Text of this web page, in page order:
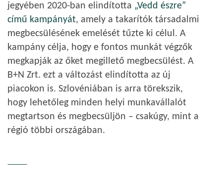
jegyében 2020-ban elindította „Vedd észre”
című kampányát, amely a takarítók társadalmi
megbecsülésének emelését tűzte ki célul. A
kampány célja, hogy e fontos munkát végzők
megkapják az őket megillető megbecsülést. A
B+N Zrt. ezt a változást elindította az új
piacokon is. Szlovéniában is arra törekszik,
hogy lehetőleg minden helyi munkavállalót
megtartson és megbecsüljön – csakúgy, mint a
régió többi országában.